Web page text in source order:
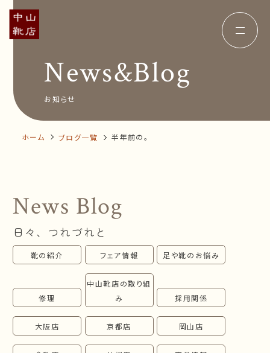
Concept コンセプト
Insole オーダー中敷き
News&Blog
Company
オンラインショップ
お問い合わせ
News&Blog
お知らせ
ホーム ブログ一覧 半年前の。
News Blog
日々、つれづれと
靴の紹介 フェア情報 足や靴のお悩み
修理
中山靴店の取り組
み
採用関係
大阪店 京都店 岡山店